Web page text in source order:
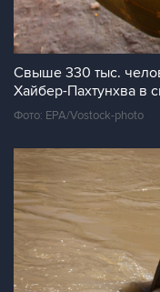
Свыше 330 тыс.
Хайбер-Пахтунхва в
Фото: EPA/Vostock-photo